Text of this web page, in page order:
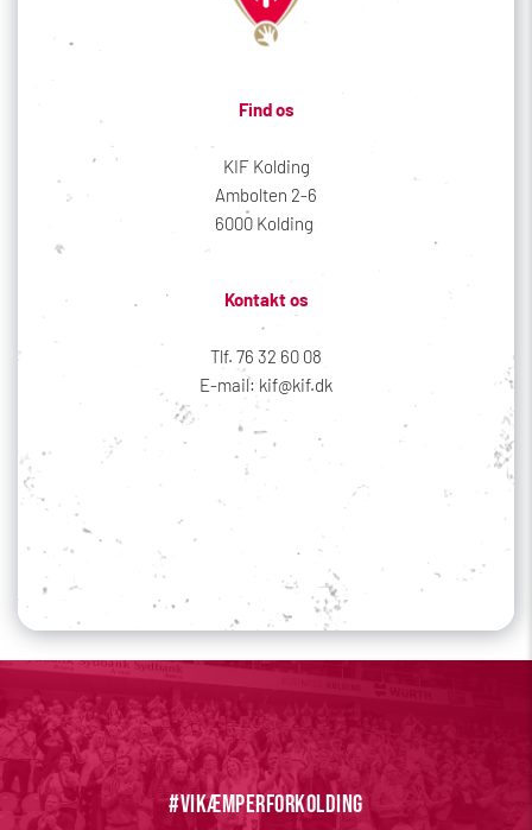
Find os
KIF Kolding
Ambolten 2-6
6000 Kolding
Kontakt os
Tlf. 76 32 60 08
E-mail: kif@kif.dk
Sociale medier
Din profil
#vikæmperforkolding